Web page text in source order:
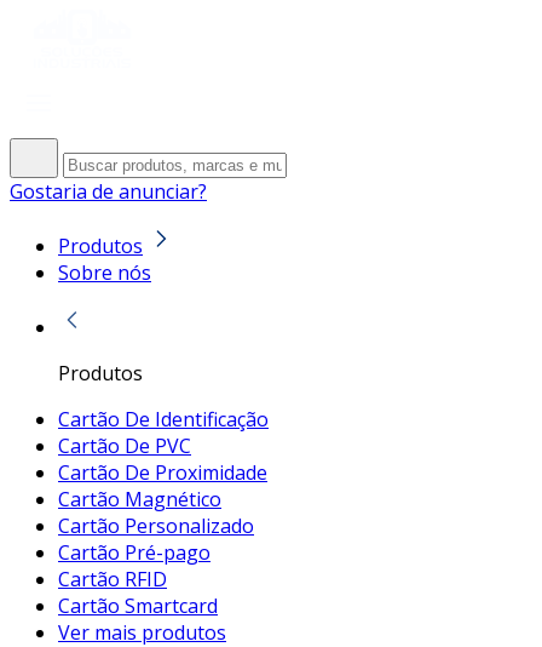
Gostaria de anunciar?
Produtos
Sobre nós
Produtos
Cartão De Identificação
Cartão De PVC
Cartão De Proximidade
Cartão Magnético
Cartão Personalizado
Cartão Pré-pago
Cartão RFID
Cartão Smartcard
Ver mais produtos